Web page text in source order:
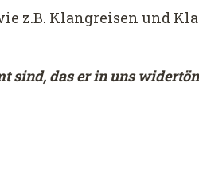
z.B. Klangreisen und
sind, das er in uns